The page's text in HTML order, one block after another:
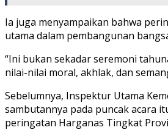
Ia juga menyampaikan bahwa
utama dalam pembangunan
“Ini bukan sekadar seremoni
nilai-nilai moral, akhlak, dan
Sebelumnya, Inspektur Utama
sambutannya pada puncak acara
peringatan Harganas Tingkat